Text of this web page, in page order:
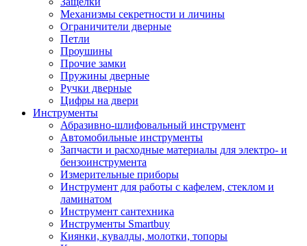
Механизмы секретности и личины
Ограничители дверные
Петли
Проушины
Прочие замки
Пружины дверные
Ручки дверные
Цифры на двери
Инструменты
Абразивно-шлифовальный инструмент
Автомобильные инструменты
Запчасти и расходные материалы для электро- и
бензоинструмента
Измерительные приборы
Инструмент для работы с кафелем, стеклом и
ламинатом
Инструмент сантехника
Инструменты Smartbuy
Киянки, кувалды, молотки, топоры